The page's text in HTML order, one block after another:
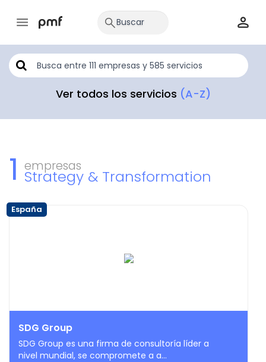
Ver todos los servicios (A-Z)
1 empresas
Strategy & Transformation
España
SDG Group
SDG Group es una firma de consultoría líder a
nivel mundial, se compromete a a...